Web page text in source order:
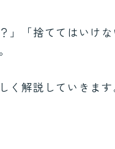
」「捨ててはいけ
く解説していきます